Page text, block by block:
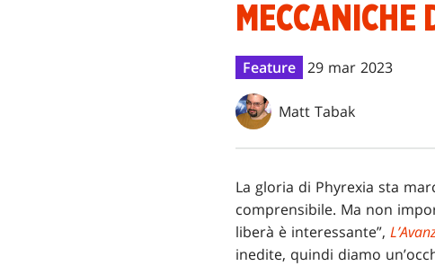
Feature 29 mar 2023
Matt Tabak
La gloria di Phyrexia sta
comprensibile. Ma non
liberà è interessante”,
inedite, quindi diamo